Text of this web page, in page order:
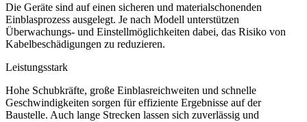
Die Geräte sind auf einen sicheren und materialschonenden
Einblasprozess ausgelegt. Je nach Modell unterstützen
Überwachungs- und Einstellmöglichkeiten dabei, das Risiko von
Kabelbeschädigungen zu reduzieren.
Leistungsstark
Hohe Schubkräfte, große Einblasreichweiten und schnelle
Geschwindigkeiten sorgen für effiziente Ergebnisse auf der
Baustelle. Auch lange Strecken lassen sich zuverlässig und